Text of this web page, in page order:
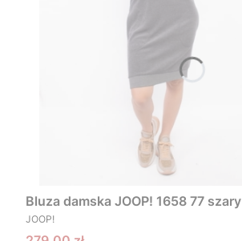
Bluza damska JOOP! 1658 77 szary
PRODUCENT
JOOP!